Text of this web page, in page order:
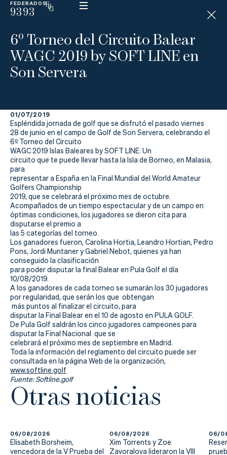
FEDERADOS
9393
ESP
N
D
I
C
A
P
La
Federación
Federarse
Jugar
Aprender
Actualidad
Tienda
6º Torneo del Circuito Balear
WAGC 2019 by SOFT LINE en
Son Servera
01/07/2019
Espléndida jornada de golf que se disfrutó el pasado viernes
28 de junio en el campo de Golf de Son Servera, celebrando el
6º Torneo del Circuito
WAGC 2019 Islas Baleares by SOFT LINE. Un
circuito que te puede llevar hasta la Isla de Borneo, en Malasia,
para
representar a España en la Final Mundial del World Amateur
Golfers Championship
2019, que se celebrará el próximo mes de octubre.
Acompañados de un tiempo espectacular y de un campo en
óptimas condiciones, los jugadores se dieron cita para
disputarse el premio a
las 5 categorías del torneo.
Los ganadores fueron, Carolina Hortia, Leandro Hortian, Pedro
Pons, Jordi Muntaner y Gabriel Nebot, quienes ya han
conseguido la clasificación
para poder disputar la final Balear en Pula Golf el día
10/08/2019.
A los ganadores de cada torneo se sumarán los 30 jugadores
por regularidad, que serán los que obtengan
más puntos al finalizar el circuito, para
disputar la Final Balear en el 10 de agosto en PULA GOLF.
De Pula Golf saldrán los cinco jugadores campeones para
disputar la Final Nacional que se
celebrará el próximo mes de septiembre en Madrid.
Toda la información del reglamento del circuito puede ser
consultada en la página Web de la organización,
www.softline.golf
Fuente: Softline.golf
Otras noticias
06/08/2026
Elisabeth Borsheim,
vencedora de la V Prueba del
06/08/2026
Xim Torrents y Zoe
Zavoralova lideraron la VIII
06/